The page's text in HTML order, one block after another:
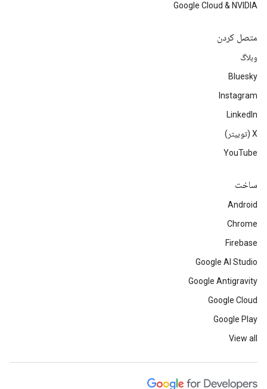
Google Cloud & NVIDIA
متصل کردن
وبلاگ
Bluesky
Instagram
LinkedIn
‫X (توییتر)
YouTube
ساخت
Android
Chrome
Firebase
Google AI Studio
Google Antigravity
Google Cloud
Google Play
View all